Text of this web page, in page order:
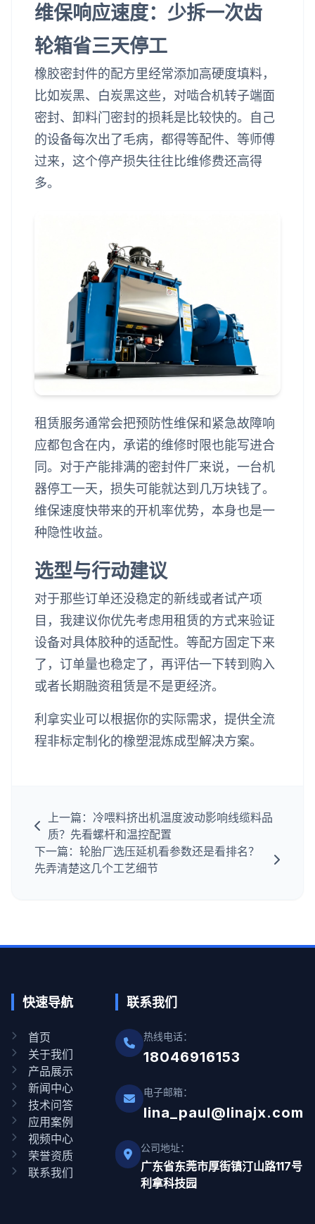
维保响应速度：少拆一次齿
轮箱省三天停工
橡胶密封件的配方里经常添加高硬度填料，
比如炭黑、白炭黑这些，对啮合机转子端面
密封、卸料门密封的损耗是比较快的。自己
的设备每次出了毛病，都得等配件、等师傅
过来，这个停产损失往往比维修费还高得
多。
租赁服务通常会把预防性维保和紧急故障响
应都包含在内，承诺的维修时限也能写进合
同。对于产能排满的密封件厂来说，一台机
器停工一天，损失可能就达到几万块钱了。
维保速度快带来的开机率优势，本身也是一
种隐性收益。
选型与行动建议
对于那些订单还没稳定的新线或者试产项
目，我建议你优先考虑用租赁的方式来验证
设备对具体胶种的适配性。等配方固定下来
了，订单量也稳定了，再评估一下转到购入
或者长期融资租赁是不是更经济。
利拿实业可以根据你的实际需求，提供全流
程非标定制化的橡塑混炼成型解决方案。
上一篇：冷喂料挤出机温度波动影响线缆料品
质？先看螺杆和温控配置
下一篇：轮胎厂选压延机看参数还是看排名？
先弄清楚这几个工艺细节
快速导航
首页
关于我们
产品展示
新闻中心
技术问答
应用案例
视频中心
荣誉资质
联系我们
联系我们
热线电话：
18046916153
电子邮箱：
lina_paul@linajx.com
公司地址：
广东省东莞市厚街镇汀山路117号
利拿科技园